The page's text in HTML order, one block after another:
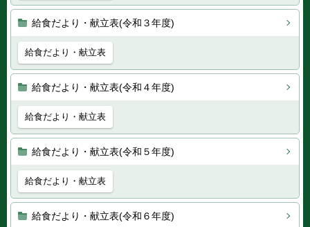
給食だより・献立表(令和３年度)
給食だより・献立表
給食だより・献立表(令和４年度)
給食だより・献立表
給食だより・献立表(令和５年度)
給食だより・献立表
給食だより・献立表(令和６年度)